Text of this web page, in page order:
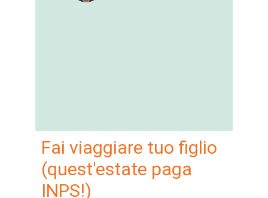
Fai viaggiare tuo figlio
(quest'estate paga
INPS!)